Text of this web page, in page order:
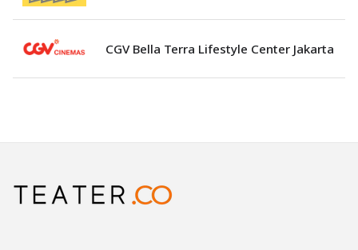
CGV Bella Terra Lifestyle Center Jakarta